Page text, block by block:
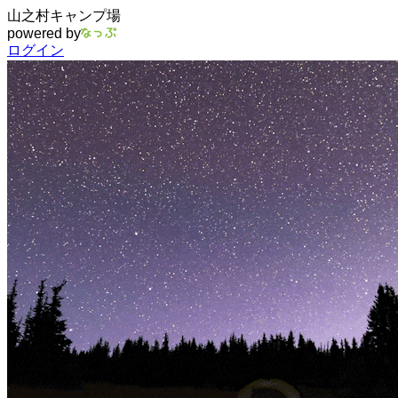
山之村キャンプ場
powered by
ログイン